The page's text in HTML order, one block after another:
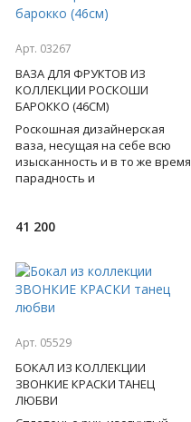
Арт. 03267
ВАЗА ДЛЯ ФРУКТОВ ИЗ
КОЛЛЕКЦИИ РОСКОШИ
БАРОККО (46СМ)
Роскошная дизайнерская
ваза, несущая на себе всю
изысканность и в то же время
парадность и
мастерами всем
41 200
Арт. 05529
БОКАЛ ИЗ КОЛЛЕКЦИИ
ЗВОНКИЕ КРАСКИ ТАНЕЦ
ЛЮБВИ